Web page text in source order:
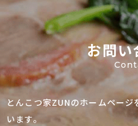
お問い
とんこつ家ZUNのホームペー
います。